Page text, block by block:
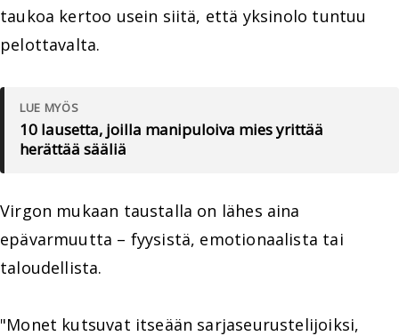
taukoa kertoo usein siitä, että yksinolo tuntuu
pelottavalta.
LUE MYÖS
10 lausetta, joilla manipuloiva mies yrittää
herättää sääliä
Virgon mukaan taustalla on lähes aina
epävarmuutta – fyysistä, emotionaalista tai
taloudellista.
"Monet kutsuvat itseään sarjaseurustelijoiksi,